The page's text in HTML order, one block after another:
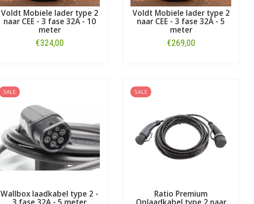
Voldt Mobiele lader type 2
naar CEE - 3 fase 32A - 10
meter
€324,00
Voldt Mobiele lader type 2
naar CEE - 3 fase 32A - 5
meter
€269,00
SALE
Wallbox laadkabel type 2 -
SALE
Ratio Premium